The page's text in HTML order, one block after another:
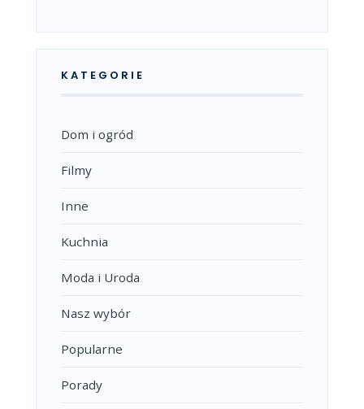
KATEGORIE
Dom i ogród
Filmy
Inne
Kuchnia
Moda i Uroda
Nasz wybór
Popularne
Porady